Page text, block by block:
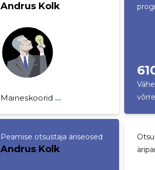
Andrus Kolk
Maineskoorid ...
Peamise otsustaja äriseosed
Andrus Kolk